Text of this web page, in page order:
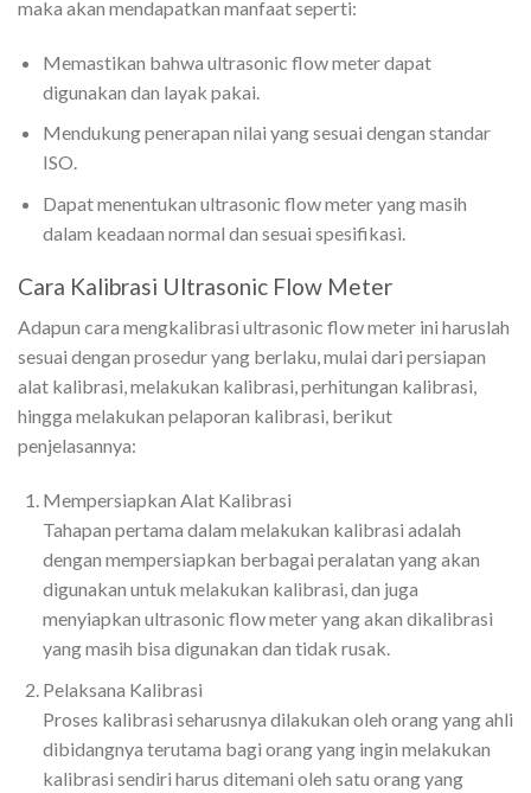
maka akan mendapatkan manfaat seperti:
Memastikan bahwa ultrasonic flow meter dapat
digunakan dan layak pakai.
Mendukung penerapan nilai yang sesuai dengan standar
ISO.
Dapat menentukan ultrasonic flow meter yang masih
dalam keadaan normal dan sesuai spesifikasi.
Cara Kalibrasi Ultrasonic Flow Meter
Adapun cara mengkalibrasi ultrasonic flow meter ini haruslah
sesuai dengan prosedur yang berlaku, mulai dari persiapan
alat kalibrasi, melakukan kalibrasi, perhitungan kalibrasi,
hingga melakukan pelaporan kalibrasi, berikut
penjelasannya:
Mempersiapkan Alat Kalibrasi
Tahapan pertama dalam melakukan kalibrasi adalah
dengan mempersiapkan berbagai peralatan yang akan
digunakan untuk melakukan kalibrasi, dan juga
menyiapkan ultrasonic flow meter yang akan dikalibrasi
yang masih bisa digunakan dan tidak rusak.
Pelaksana Kalibrasi
Proses kalibrasi seharusnya dilakukan oleh orang yang ahli
dibidangnya terutama bagi orang yang ingin melakukan
kalibrasi sendiri harus ditemani oleh satu orang yang